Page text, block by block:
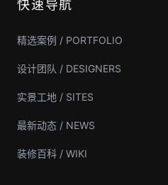
快速导航
精选案例 / PORTFOLIO
设计团队 / DESIGNERS
实景工地 / SITES
最新动态 / NEWS
装修百科 / WIKI